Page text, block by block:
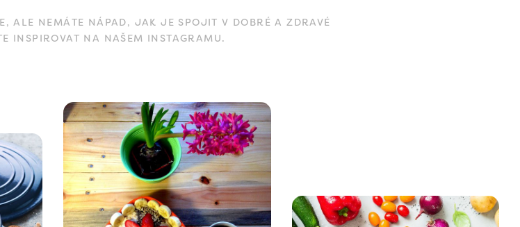
ALE NEMÁTE NÁPAD, JAK JE SPOJIT V DOBRÉ A ZDRAVÉ
INSPIROVAT NA NAŠEM INSTAGRAMU.